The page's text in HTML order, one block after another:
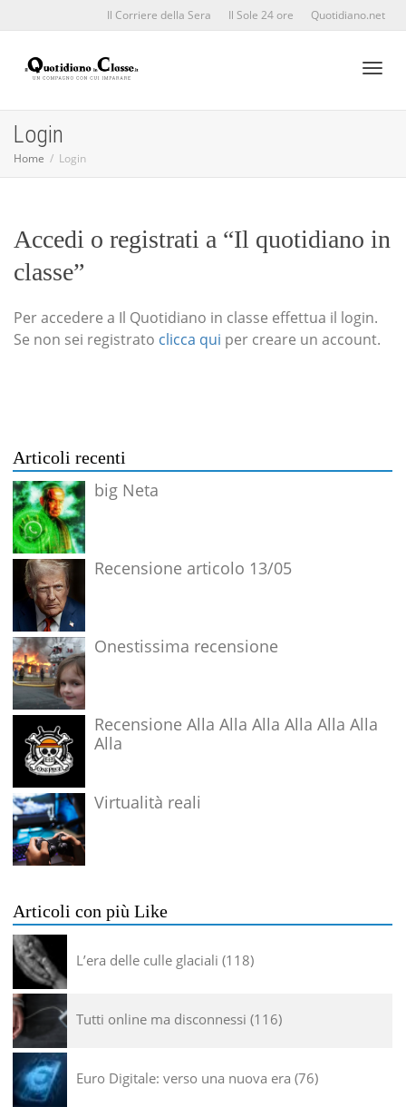
Il Corriere della Sera Il Sole 24 ore Quotidiano.net
Login
Home Login
Accedi o registrati a “Il quotidiano in
classe”
Per accedere a Il Quotidiano in classe effettua il login.
Se non sei registrato clicca qui per creare un account.
Articoli recenti
big Neta
Recensione articolo 13/05
Onestissima recensione
Recensione Alla Alla Alla Alla Alla Alla
Alla
Virtualità reali
Articoli con più Like
L’era delle culle glaciali 118
Tutti online ma disconnessi 116
Euro Digitale: verso una nuova era 76